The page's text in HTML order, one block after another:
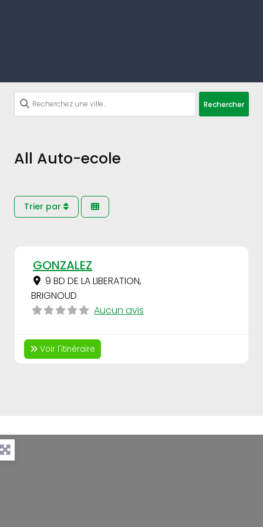
Rechercher
All Auto-ecole
Trier par
GONZALEZ
9 BD DE LA LIBERATION,
BRIGNOUD
Aucun avis
Voir l'itinéraire